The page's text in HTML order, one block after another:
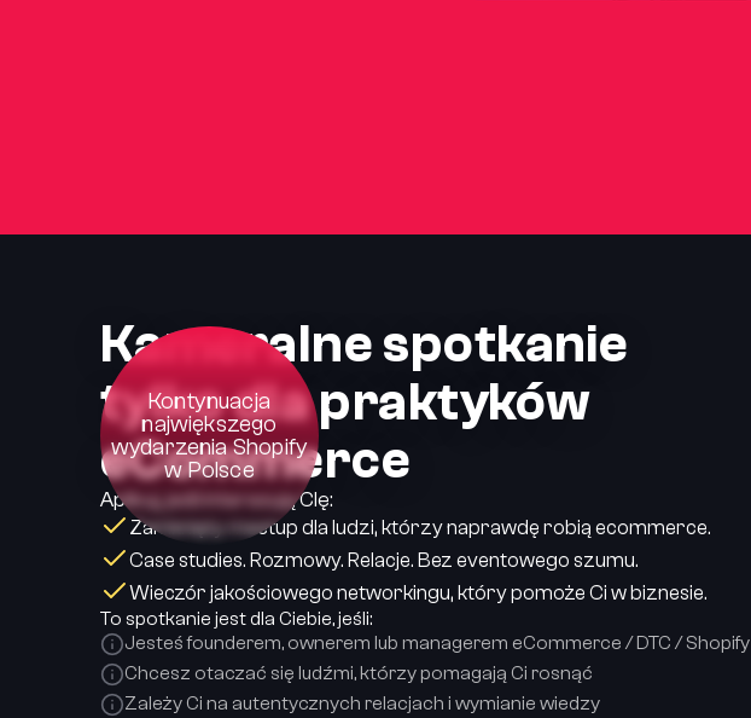
Kameralne spotkanie
tylko dla praktyków
eCommerce
Aplikuj, jeśli interesują CIę:
Zamknięty meetup dla ludzi, którzy naprawdę robią ecommerce.
Case studies. Rozmowy. Relacje. Bez eventowego szumu.
Wieczór jakościowego networkingu, który pomoże Ci w biznesie.
To spotkanie jest dla Ciebie, jeśli:
Jesteś founderem, ownerem lub managerem eCommerce / DTC / Shopify
Chcesz otaczać się ludźmi, którzy pomagają Ci rosnąć
Zależy Ci na autentycznych relacjach i wymianie wiedzy
Kontynuacja
największego
wydarzenia Shopify
w Polsce